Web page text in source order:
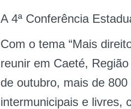
A 4ª Conferência
Com o tema “Mais
reunir em Caeté,
de outubro, mais de
intermunicipais e livres,